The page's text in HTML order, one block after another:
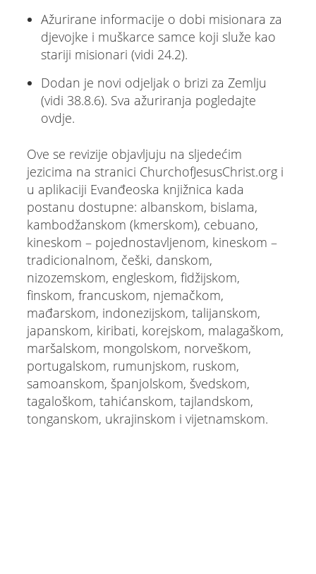
Ažurirane informacije o dobi misionara za
djevojke i muškarce samce koji služe kao
stariji misionari (vidi 24.2).
Dodan je novi odjeljak o brizi za Zemlju
(vidi 38.8.6). Sva ažuriranja pogledajte
ovdje.
Ove se revizije objavljuju na sljedećim
jezicima na stranici ChurchofJesusChrist.org i
u aplikaciji Evanđeoska knjižnica kada
postanu dostupne: albanskom, bislama,
kambodžanskom (kmerskom), cebuano,
kineskom – pojednostavljenom, kineskom –
tradicionalnom, češki, danskom,
nizozemskom, engleskom, fidžijskom,
finskom, francuskom, njemačkom,
mađarskom, indonezijskom, talijanskom,
japanskom, kiribati, korejskom, malagaškom,
maršalskom, mongolskom, norveškom,
portugalskom, rumunjskom, ruskom,
samoanskom, španjolskom, švedskom,
tagaloškom, tahićanskom, tajlandskom,
tonganskom, ukrajinskom i vijetnamskom.